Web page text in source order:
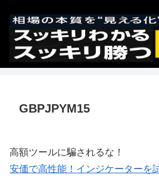
GBPJPYM15
高額ツールに騙されるな！
安価で高性能！インジケーターを